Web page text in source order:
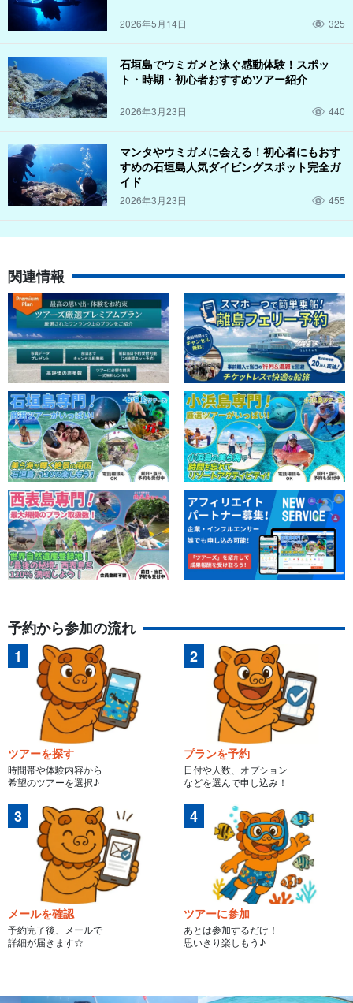
2026年5月14日 325
石垣島でウミガメと泳ぐ感動体験！スポッ
ト・時期・初心者おすすめツアー紹介
2026年3月23日 440
マンタやウミガメに会える！初心者にもおす
すめの石垣島人気ダイビングスポット完全ガ
イド
2026年3月23日 455
関連情報
予約から参加の流れ
ツアーを探す
時間帯や体験内容から
希望のツアーを選択♪
プランを予約
日付や人数、オプション
などを選んで申し込み！
メールを確認
予約完了後、メールで
詳細が届きます☆
ツアーに参加
あとは参加するだけ！
思いきり楽しもう♪